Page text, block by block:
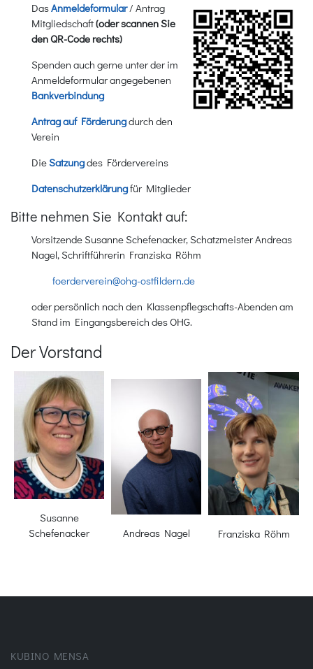
DasAnmeldeformular/ Antrag
Mitgliedschaft(oder scannen Sie
den QR-Code rechts)
Spenden auch gerne unter der im
Anmeldeformular angegebenen
Bankverbindung
Antrag auf Förderungdurch den
Verein
DieSatzungdes Fördervereins
Datenschutzerklärungfür Mitglieder
Bitte nehmen Sie Kontakt auf:
Vorsitzende Susanne Schefenacker, Schatzmeister Andreas
Nagel, Schriftführerin Franziska Röhm
foerderverein@ohg-ostfildern.de
oder persönlich nach den Klassenpflegschafts-Abenden am
Stand im Eingangsbereich des OHG.
Der Vorstand
Susanne
Schefenacker
Andreas Nagel Franziska Röhm
KUBINO MENSA